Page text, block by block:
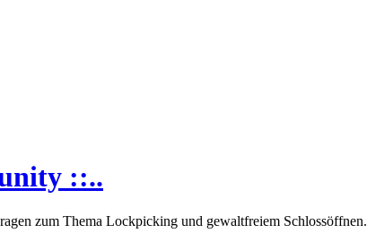
::..
zum Thema Lockpicking und gewaltfreiem Schlossöffnen.